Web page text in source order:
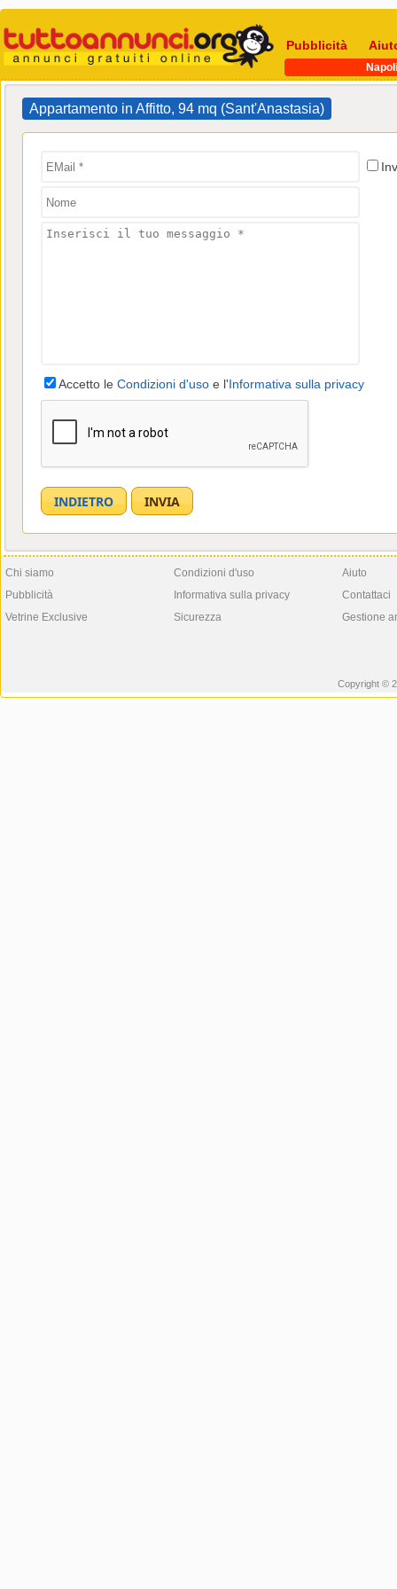
Pubblicità
Napoli
Appartamento in Affitto, 94 mq (Sant'Anastasia)
Accetto le Condizioni d'uso e l'Informativa sulla privacy
Chi siamo
Pubblicità
Vetrine Exclusive
Condizioni d'uso
Informativa sulla privacy
Sicurezza
Aiuto
Contattaci
Gestione
Copyright ©